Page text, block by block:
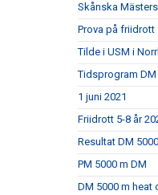
Skånska
Prova på friidrott
Tilde i USM i
Tidsprogram
1 juni 2021
Friidrott 5-8 år
Resultat DM
PM 5000 m DM
DM 5000 m heat